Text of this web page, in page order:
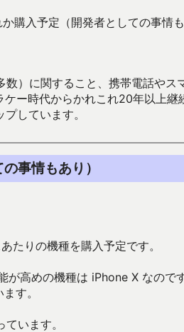
購入予定（開発者としての事情も
）に関すること、携帯電話や
ケー時代からかれこれ20年以
しています。
事情もあり）
たりの機種を購入予定です。
高めの機種は iPhone X なのです
す。
います。